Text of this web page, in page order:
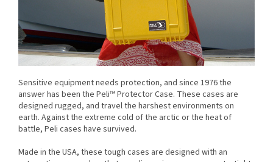
Sensitive equipment needs protection, and since 1976 the
answer has been the Peli™ Protector Case. These cases are
designed rugged, and travel the harshest environments on
earth. Against the extreme cold of the arctic or the heat of
battle, Peli cases have survived.
Made in the USA, these tough cases are designed with an